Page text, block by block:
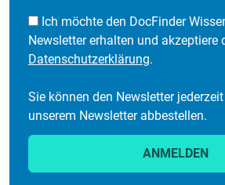
Ich möchte den DocFinder
Newsletter erhalten und akzeptiere
Datenschutzerklärung.
Sie können den Newsletter
unserem Newsletter abbestellen.
ANMELDEN